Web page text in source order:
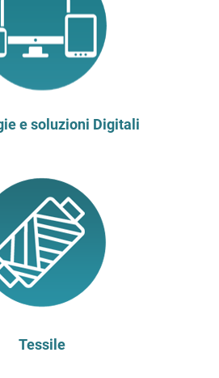
e soluzioni Digitali
Tessile